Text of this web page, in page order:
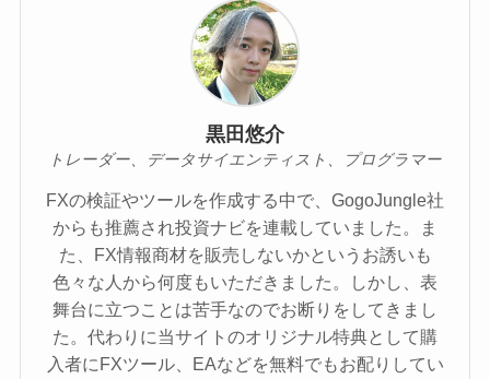
黒田悠介
トレーダー、データサイエンティスト、プログラマー
FXの検証やツールを作成する中で、GogoJungle社
からも推薦され投資ナビを連載していました。ま
た、FX情報商材を販売しないかというお誘いも
色々な人から何度もいただきました。しかし、表
舞台に立つことは苦手なのでお断りをしてきまし
た。代わりに当サイトのオリジナル特典として購
入者にFXツール、EAなどを無料でもお配りしてい